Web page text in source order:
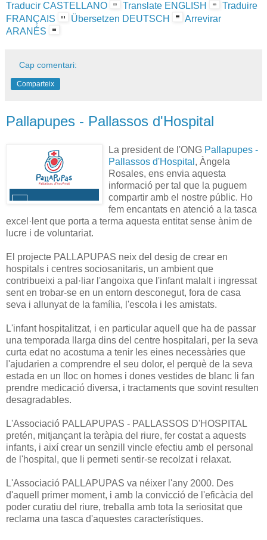
Traducir CASTELLANO Translate ENGLISH
Traduire
FRANÇAIS
Übersetzen DEUTSCH
Arrevirar
ARANÉS
Cap comentari:
Comparteix
Pallapupes - Pallassos d'Hospital
La president de l'ONG Pallapupes -
Pallassos d'Hospital , Àngela
Rosales, ens envia aquesta
informació per tal que la puguem
compartir amb el nostre públic. Ho
fem encantats en atenció a la tasca
excel·lent que porta a terma aquesta entitat sense ànim de
lucre i de voluntariat.
El projecte PALLAPUPAS neix del desig de crear en
hospitals i centres sociosanitaris, un ambient que
contribueixi a pal·liar l'angoixa que l'infant malalt i ingressat
sent en trobar-se en un entorn desconegut, fora de casa
seva i allunyat de la família, l'escola i les amistats.
L'infant hospitalitzat, i en particular aquell que ha de passar
una temporada llarga dins del centre hospitalari, per la seva
curta edat no acostuma a tenir les eines necessàries que
l'ajudarien a comprendre el seu dolor, el perquè de la seva
estada en un lloc on homes i dones vestides de blanc li fan
prendre medicació diversa, i tractaments que sovint resulten
desagradables.
L'Associació PALLAPUPAS - PALLASSOS D'HOSPITAL
pretén, mitjançant la teràpia del riure, fer costat a aquests
infants, i així crear un senzill vincle efectiu amb el personal
de l'hospital, que li permeti sentir-se recolzat i relaxat.
L'Associació PALLAPUPAS va néixer l'any 2000. Des
d'aquell primer moment, i amb la convicció de l'eficàcia del
poder curatiu del riure, treballa amb tota la seriositat que
reclama una tasca d'aquestes característiques.